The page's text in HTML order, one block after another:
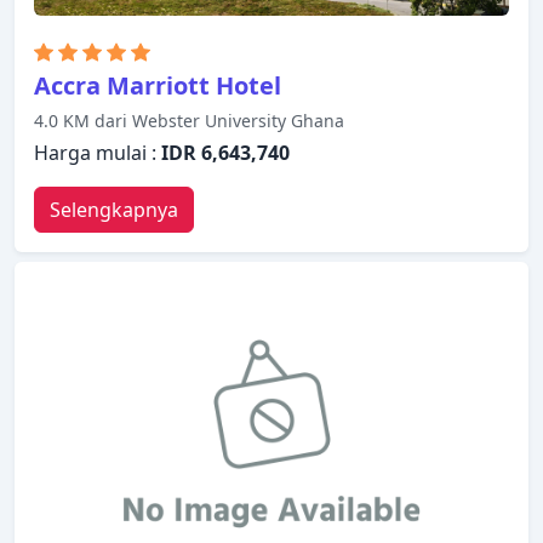
Accra Marriott Hotel
4.0 KM dari Webster University Ghana
Harga mulai : IDR 6,643,740
Selengkapnya